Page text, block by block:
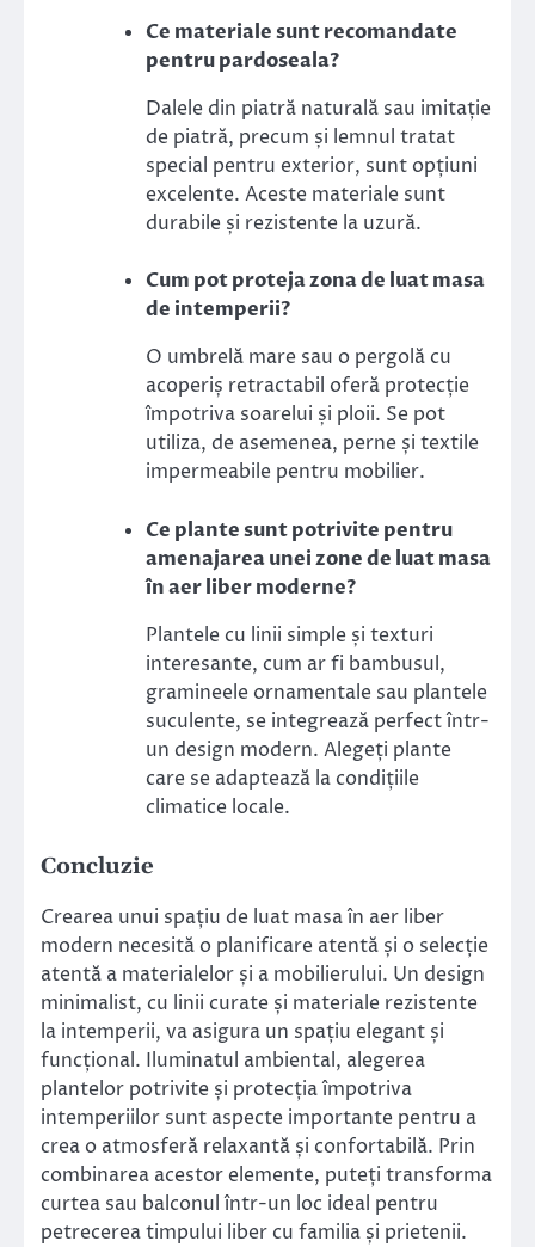
Ce materiale sunt recomandate
pentru pardoseala?
Dalele din piatră naturală sau imitație
de piatră, precum și lemnul tratat
special pentru exterior, sunt opțiuni
excelente. Aceste materiale sunt
durabile și rezistente la uzură.
Cum pot proteja zona de luat masa
de intemperii?
O umbrelă mare sau o pergolă cu
acoperiș retractabil oferă protecție
împotriva soarelui și ploii. Se pot
utiliza, de asemenea, perne și textile
impermeabile pentru mobilier.
Ce plante sunt potrivite pentru
amenajarea unei zone de luat masa
în aer liber moderne?
Plantele cu linii simple și texturi
interesante, cum ar fi bambusul,
gramineele ornamentale sau plantele
suculente, se integrează perfect într-
un design modern. Alegeți plante
care se adaptează la condițiile
climatice locale.
Concluzie
Crearea unui spațiu de luat masa în aer liber
modern necesită o planificare atentă și o selecție
atentă a materialelor și a mobilierului. Un design
minimalist, cu linii curate și materiale rezistente
la intemperii, va asigura un spațiu elegant și
funcțional. Iluminatul ambiental, alegerea
plantelor potrivite și protecția împotriva
intemperiilor sunt aspecte importante pentru a
crea o atmosferă relaxantă și confortabilă. Prin
combinarea acestor elemente, puteți transforma
curtea sau balconul într-un loc ideal pentru
petrecerea timpului liber cu familia și prietenii.